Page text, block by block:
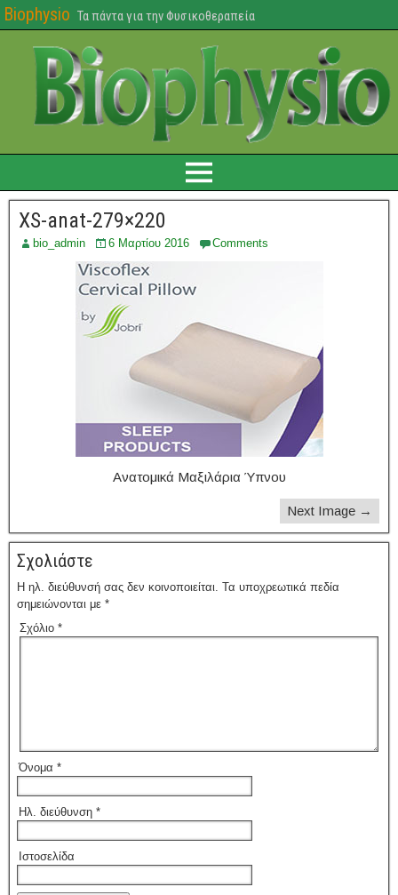
Biophysio Τα πάντα για την Φυσικοθεραπεία
XS-anat-279×220
bio_admin 6 Μαρτίου 2016 Comments
Ανατομικά Μαξιλάρια Ύπνου
Next Image →
Σχολιάστε
Η ηλ. διεύθυνσή σας δεν κοινοποιείται. Τα υποχρεωτικά πεδία
σημειώνονται με *
Σχόλιο *
Όνομα *
Ηλ. διεύθυνση *
Ιστοσελίδα